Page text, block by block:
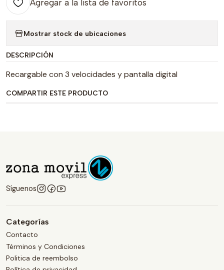
Agregar a la lista de favoritos
Mostrar stock de ubicaciones
DESCRIPCIÓN
Recargable con 3 velocidades y pantalla digital
COMPARTIR ESTE PRODUCTO
Síguenos
Categorías
Contacto
Términos y Condiciones
Politica de reembolso